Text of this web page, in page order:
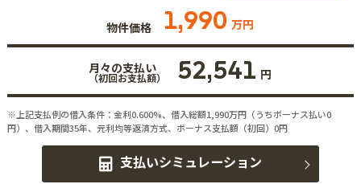
物件価格 1,990 万円
月々の支払い
（初回お支払額） 52,541 円
※上記支払例の借入条件：金利0.600%、借入総額1,990万円（うちボーナス払い0
円）、借入期間35年、元利均等返済方式、ボーナス支払額（初回）0円
支払いシミュレーション